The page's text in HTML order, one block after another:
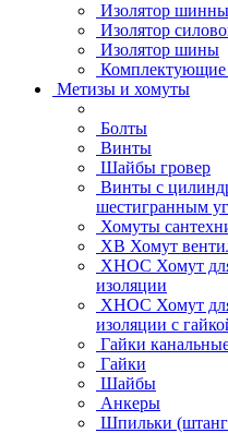
Изолятор
Изолятор
Изолятор шины
Метизы и хомуты
Болты
Винты
Шайбы гровер
Винты с
шестигранным
Хомуты
ХВ Хомут
ХНОС Хомут
изоляции
ХНОС Хомут
изоляции с
Гайки
Гайки
Шайбы
Анкеры
Шпильки